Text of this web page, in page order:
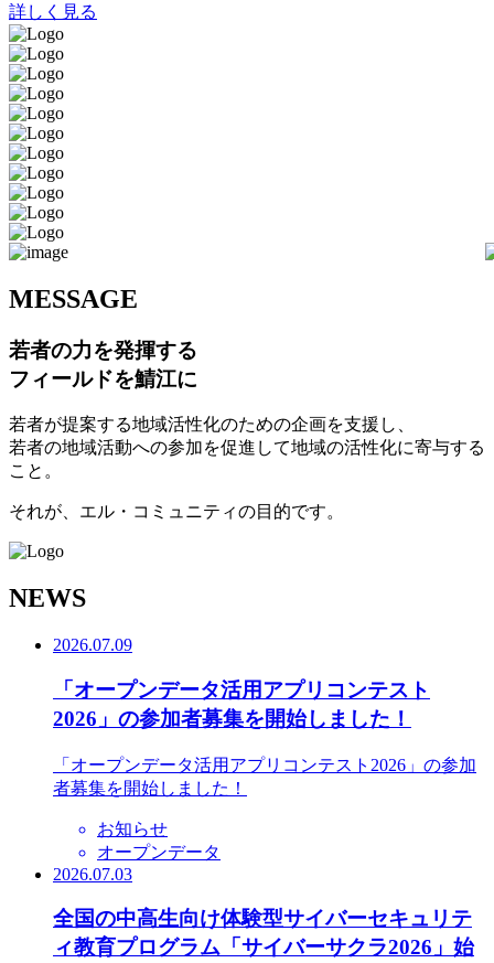
詳しく見る
MESSAGE
若者の力を発揮する
フィールドを鯖江に
若者が提案する地域活性化のための企画を支援し、
若者の地域活動への参加を促進して地域の活性化に寄与する
こと。
それが、エル・コミュニティの目的です。
NEWS
2026.07.09
「オープンデータ活用アプリコンテスト
2026」の参加者募集を開始しました！
「オープンデータ活用アプリコンテスト2026」の参加
者募集を開始しました！
お知らせ
オープンデータ
2026.07.03
全国の中高生向け体験型サイバーセキュリテ
ィ教育プログラム「サイバーサクラ2026」始